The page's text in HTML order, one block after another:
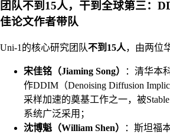
团队不到15人，干到全球第三：
佳论文作者带队
Uni-1的核心研究团队不到15人，由两位
宋佳铭（Jiaming Song）
：清华本
作DDIM（Denoising Diffusion
采样加速的奠基工作之一，被
系统广泛采用；
沈博魁（William Shen）
：斯坦福